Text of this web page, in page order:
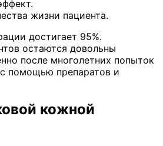
жизни пациента.
достигает 95%.
остаются довольны
после многолетних попыток
помощью препаратов и
кожной